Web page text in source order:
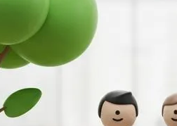
ファクタリン